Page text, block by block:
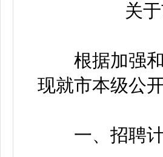
关于市
根据加强和
现就市本级公
一、招聘计